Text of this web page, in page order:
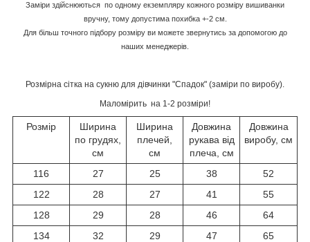
Заміри здійснюються по одному екземпляру кожного розміру вишиванки
вручну, тому допустима похибка +-2 см.
Для більш точного підбору розміру ви можете звернутись за допомогою до
наших менеджерів.
Розмірна сітка на сукню для дівчинки "Спадок" (заміри по виробу).
Маломірить на 1-2 розміри!
Розмір
Ширина
по грудях,
см
Ширина
плечей,
см
Довжина
рукава від
плеча, см
Довжина
виробу, см
116 27 25 38
52
122
28 27 41
55
128
29 28 46
64
134
32 29 47
65